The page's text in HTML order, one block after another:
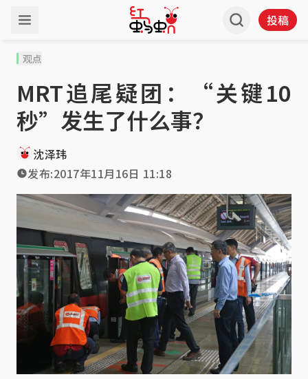
投稿
观点
MRT追尾疑团：“关键10
秒”发生了什么事？
沈泽玮
发布:2017年11月16日 11:18